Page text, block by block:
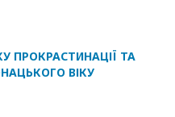
ПРОКРАСТИНАЦІЇ ТА
ВІКУ